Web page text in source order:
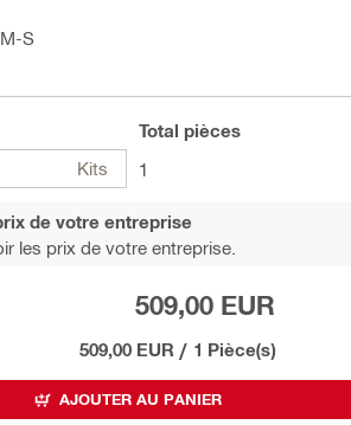
S
Kits
Total pièces
1
de votre entreprise
les prix de votre entreprise.
509,00 EUR
509,00 EUR / 1 Pièce(s)
AJOUTER AU PANIER